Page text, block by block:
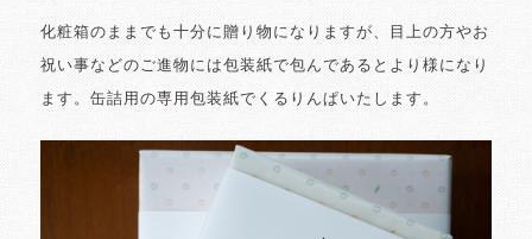
化粧箱のままでも十分に贈り物になりますが、目上の方やお
祝い事などのご進物には包装紙で包んであるとより様になり
ます。缶詰用の専用包装紙でくるりんぱいたします。